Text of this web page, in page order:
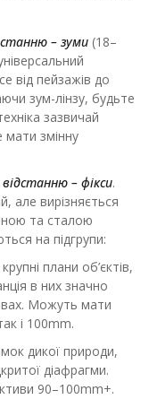
– зуми (18–
від пейзажів до
зум-лінзу, будьте
зазвичай
змінну
– фікси.
але вирізняється
та сталою
на підгрупи:
плани об’єктів,
в них значно
Можуть мати
і 100mm.
дикої природи,
діафрагми.
90–100mm+.